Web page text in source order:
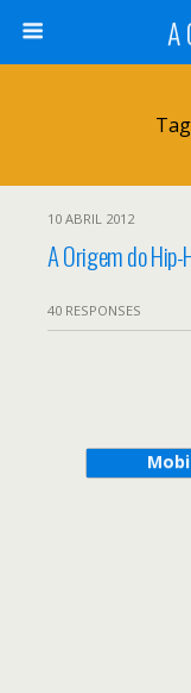
A
10 ABRIL 2012
A Origem do Hip-
40 RESPONSES